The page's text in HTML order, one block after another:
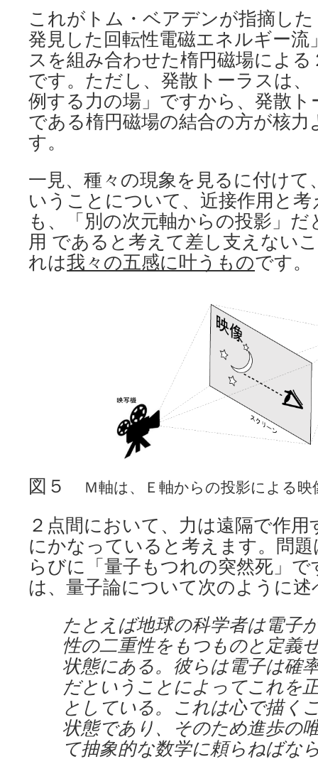
これがトム・ベアデンが指摘し
発見した回転性電磁エネルギー流
スを組み合わせた楕円磁場によ
です。ただし、発散トーラスは、
例する力の場」ですから、発散
である楕円磁場の結合の方が核
す。
一見、種々の現象を見るに付けて
いうことについて、近接作用と
も、「別の次元軸からの投影」
用 であると考えて差し支えない
れは我々の五感に叶うものです。
図５ Ｍ軸は、Ｅ軸からの投影による映
２点間において、力は遠隔で作
にかなっていると考えます。問
らびに「量子もつれの突然死」
は、量子論について次のように
たとえば地球の科学者は電子
性の二重性をもつものと定義
状態にある。彼らは電子は確
だということによってこれを
としている。これは心で描く
状態であり、そのため進歩の
て抽象的な数学に頼らねばな